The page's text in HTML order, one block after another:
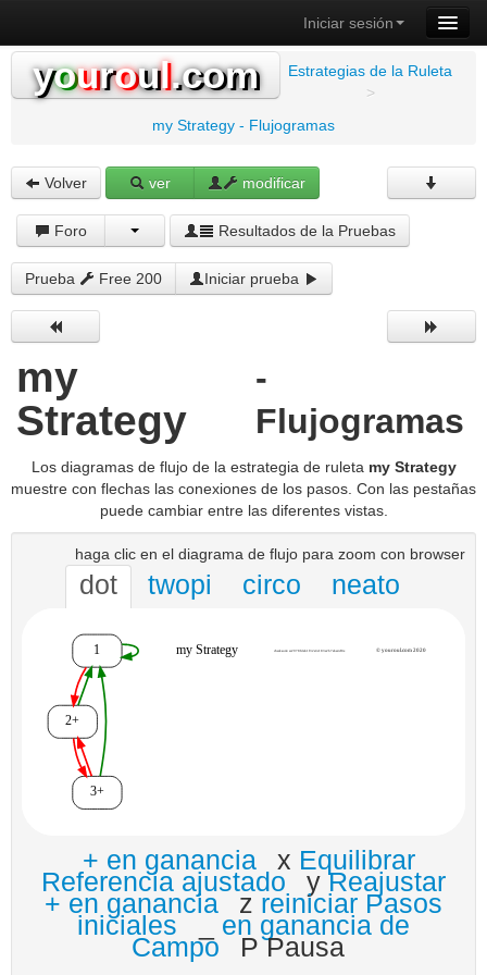
Iniciar sesión
youroul.com
Estrategias de la Ruleta
>
my Strategy - Flujogramas
Volver ver modificar
Foro Resultados de la Pruebas
Prueba Free 200 Iniciar prueba
my
Strategy
-
Flujogramas
Los diagramas de flujo de la estrategia de ruleta my Strategy
muestre con flechas las conexiones de los pasos. Con las pestañas
puede cambiar entre las diferentes vistas.
haga clic en el diagrama de flujo para zoom con browser
dot twopi circo neato
+ en ganancia x Equilibrar
Referencia ajustado yReajustar
+ en ganancia z reiniciar Pasos
iniciales en ganancia de
Campo P Pausa